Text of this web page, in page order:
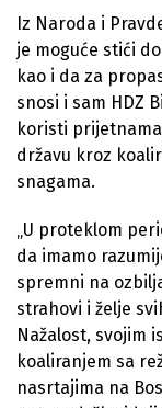
Iz Naroda i
je moguće stići
kao i da za
snosi i sam HDZ
koristi
državu kroz
snagama.
„U proteklom
da imamo
spremni na
strahovi i želje
Nažalost, svojim
koaliranjem sa
nasrtajima na